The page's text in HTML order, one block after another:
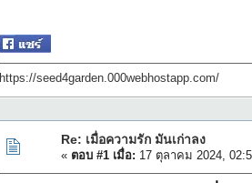
https://seed4garden.000webhostapp.com/
Re: เมื่อความรัก มันเก่าลง
« ตอบ #1 เมื่อ: 17 ตุลาคม 2024,